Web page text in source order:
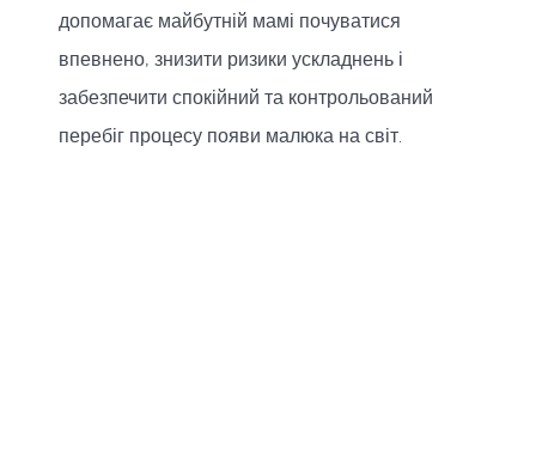
допомагає майбутній мамі почуватися
впевнено, знизити ризики ускладнень і
забезпечити спокійний та контрольований
перебіг процесу появи малюка на світ.